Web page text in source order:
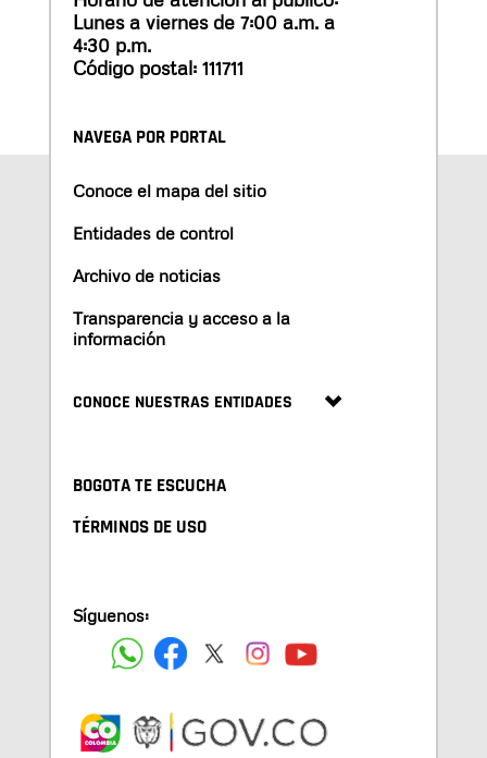
Lunes a viernes de 7:00 a.m. a
4:30 p.m.
Código postal: 111711
NAVEGA POR PORTAL
Conoce el mapa del sitio
Entidades de control
Archivo de noticias
Transparencia y acceso a la
información
CONOCE NUESTRAS ENTIDADES
BOGOTA TE ESCUCHA
TÉRMINOS DE USO
Síguenos: